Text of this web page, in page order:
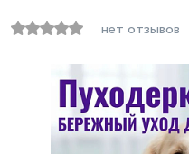
нет отзывов